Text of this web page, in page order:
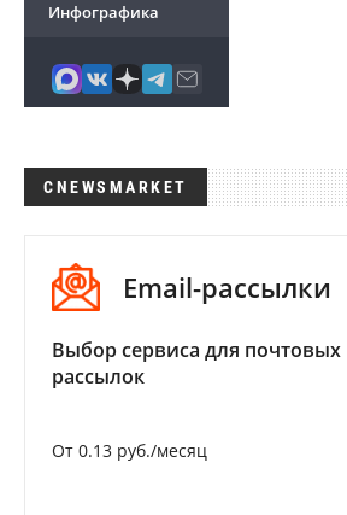
Инфографика
CNEWSMARKET
Email-рассылки
Выбор сервиса для почтовых
рассылок
От 0.13 руб./месяц